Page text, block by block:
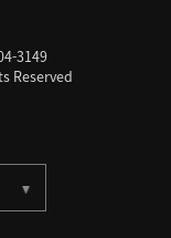
3149
Reserved